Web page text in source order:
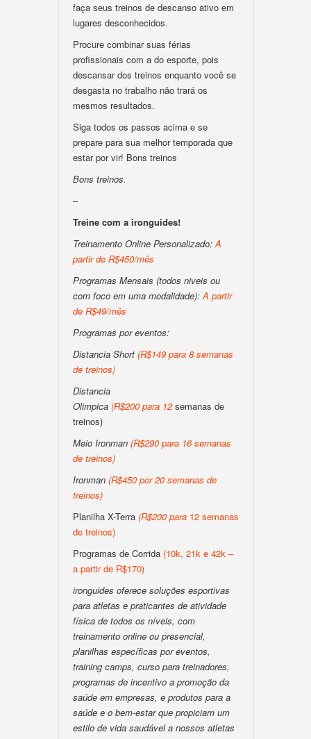
faça seus treinos de descanso ativo em
lugares desconhecidos.
Procure combinar suas férias
profissionais com a do esporte, pois
descansar dos treinos enquanto você se
desgasta no trabalho não trará os
mesmos resultados.
Siga todos os passos acima e se
prepare para sua melhor temporada que
estar por vir! Bons treinos
Bons treinos.
–
Treine com a ironguides!
Treinamento Online Personalizado:A
partir de R$450/mês
Programas Mensais (todos niveis ou
com foco em uma modalidade):A partir
de R$49/mês
Programas por eventos:
Distancia Short (R$149 para 8 semanas
de treinos)
Distancia
Olimpica (R$200 para 12semanas de
treinos)
Meio Ironman (R$290 para 16 semanas
de treinos)
Ironman (R$450 por 20 semanas de
treinos)
Planilha X-Terra (R$200 para 12 semanas
de treinos)
Programas de Corrida (10k, 21k e 42k –
a partir de R$170)
ironguides oferece soluções esportivas
para atletas e praticantes de atividade
física de todos os níveis, com
treinamento online ou presencial,
planilhas específicas por eventos,
training camps, curso para treinadores,
programas de incentivo a promoção da
saúde em empresas, e produtos para a
saúde e o bem-estar que propiciam um
estilo de vida saudável a nossos atletas